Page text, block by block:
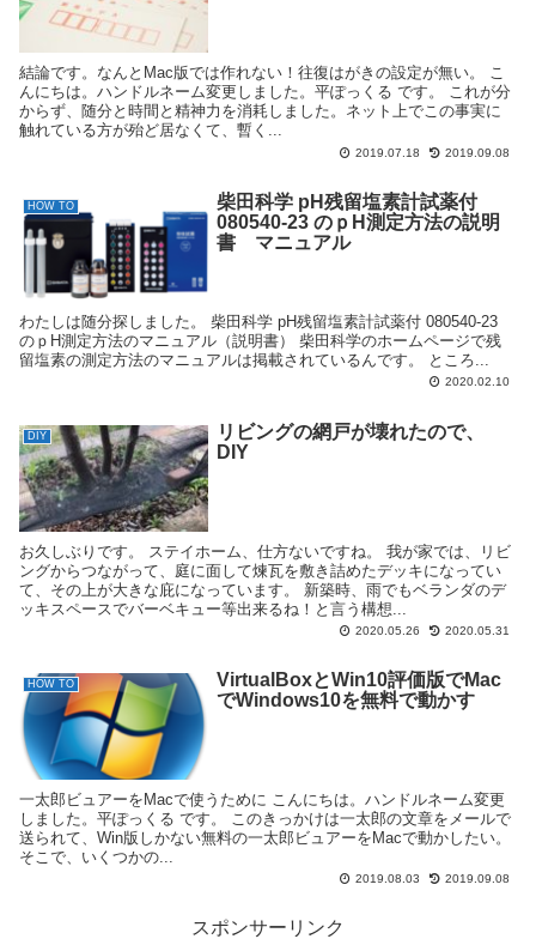
結論です。なんとMac版では作れない！往復はがきの設定が無い。 こ
んにちは。ハンドルネーム変更しました。平ぽっくる です。 これが分
からず、随分と時間と精神力を消耗しました。ネット上でこの事実に
触れている方が殆ど居なくて、暫く...
2019.07.18 2019.09.08
HOW TO
柴田科学 pH残留塩素計試薬付
080540-23 のｐH測定方法の説明
書 マニュアル
わたしは随分探しました。 柴田科学 pH残留塩素計試薬付 080540-23
のｐH測定方法のマニュアル（説明書） 柴田科学のホームページで残
留塩素の測定方法のマニュアルは掲載されているんです。 ところ...
2020.02.10
DIY
リビングの網戸が壊れたので、
DIY
お久しぶりです。 ステイホーム、仕方ないですね。 我が家では、リビ
ングからつながって、庭に面して煉瓦を敷き詰めたデッキになってい
て、その上が大きな庇になっています。 新築時、雨でもベランダのデ
ッキスペースでバーベキュー等出来るね！と言う構想...
2020.05.26 2020.05.31
HOW TO
VirtualBoxとWin10評価版でMac
でWindows10を無料で動かす
一太郎ビュアーをMacで使うために こんにちは。ハンドルネーム変更
しました。平ぽっくる です。 このきっかけは一太郎の文章をメールで
送られて、Win版しかない無料の一太郎ビュアーをMacで動かしたい。
そこで、いくつかの...
2019.08.03 2019.09.08
スポンサーリンク